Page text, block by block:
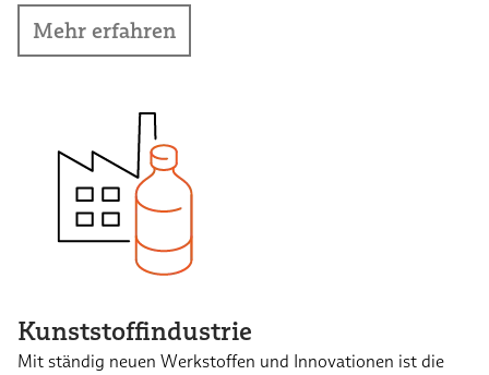
Mehr erfahren
Kunststoffindustrie
Mit ständig neuen Werkstoffen und Innovationen ist die